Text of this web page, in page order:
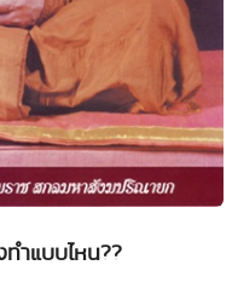
ำแบบไหน??